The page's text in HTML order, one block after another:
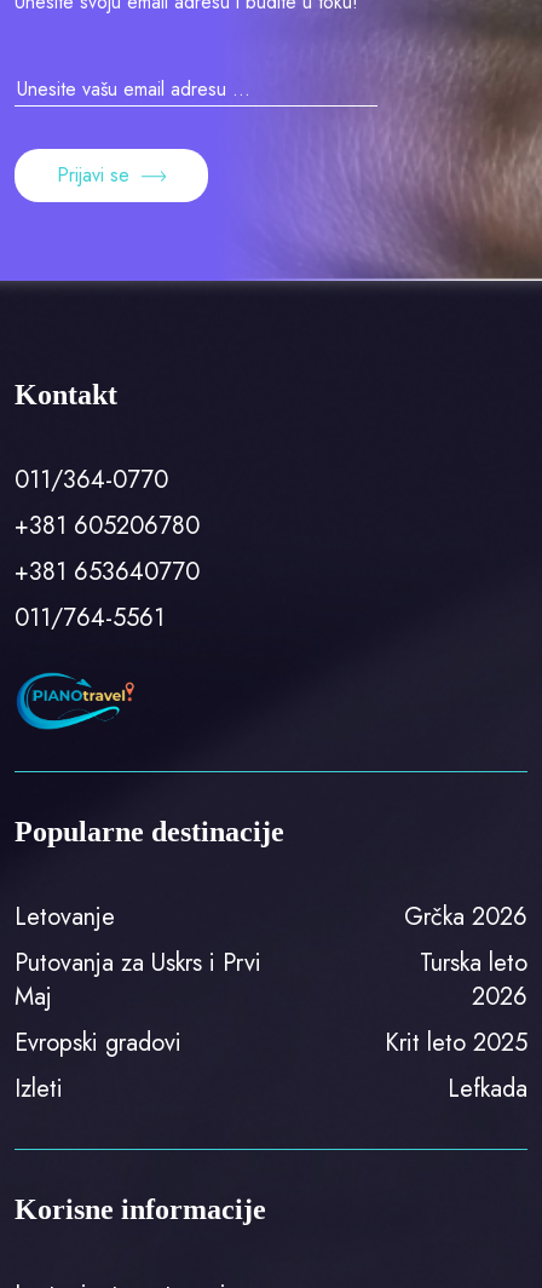
Prijavi se
Kontakt
011/364-0770
+381 605206780
+381 653640770
011/764-5561
Popularne destinacije
Letovanje
Putovanja za Uskrs i Prvi
Maj
Evropski gradovi
Izleti
Grčka 2026
Turska leto
2026
Krit leto 2025
Lefkada
Korisne informacije